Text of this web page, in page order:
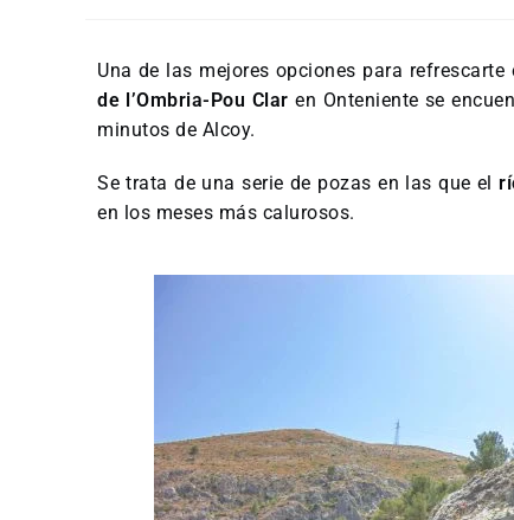
Una de las mejores opciones para
de l’Ombria-Pou Clar en Onteniente se
minutos de Alcoy.
Se trata de una serie de pozas en las que el
en los meses más calurosos.